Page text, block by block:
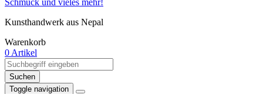
Kunsthandwerk aus Nepal
Warenkorb
0 Artikel
Suchen
Toggle navigation